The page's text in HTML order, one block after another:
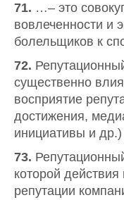
71. …– это
вовлеченности и
болельщиков к
72.
существенно
восприятие
достижения,
инициативы и др.)
73.
которой
репутации